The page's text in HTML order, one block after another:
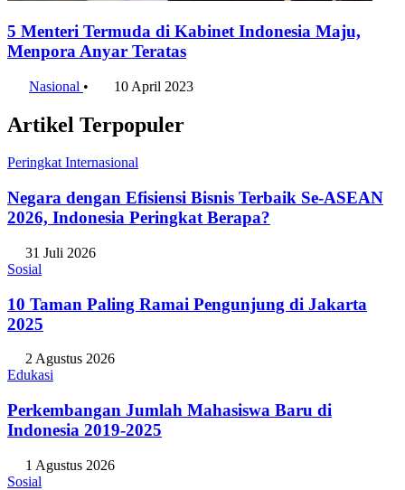
5 Menteri Termuda di Kabinet Indonesia Maju,
Menpora Anyar Teratas
Nasional • 10 April 2023
Artikel Terpopuler
Peringkat Internasional
Negara dengan Efisiensi Bisnis Terbaik Se-ASEAN
2026, Indonesia Peringkat Berapa?
31 Juli 2026
Sosial
10 Taman Paling Ramai Pengunjung di Jakarta
2025
2 Agustus 2026
Edukasi
Perkembangan Jumlah Mahasiswa Baru di
Indonesia 2019-2025
1 Agustus 2026
Sosial